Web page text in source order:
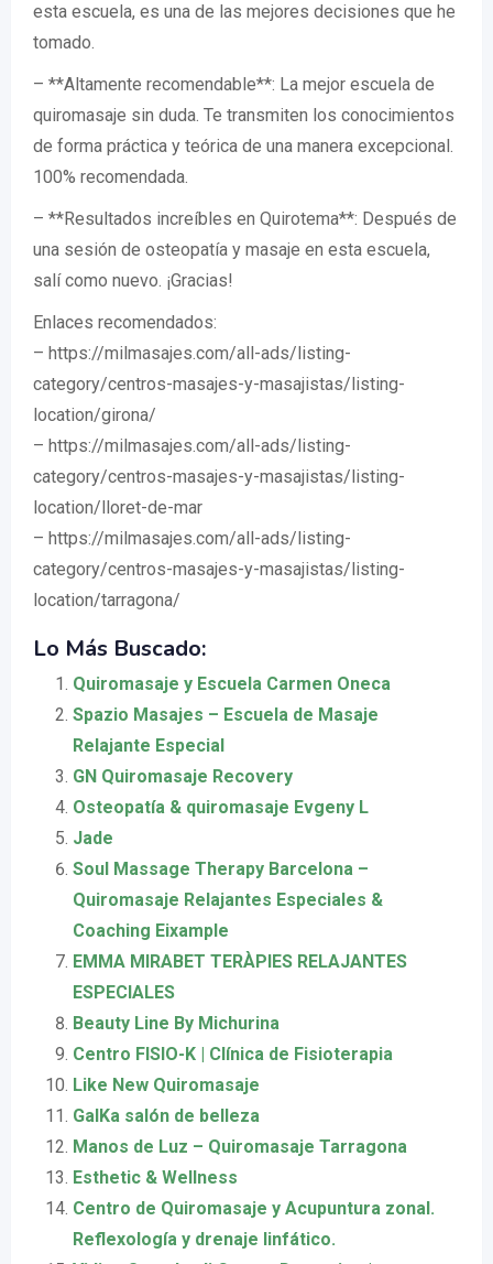
esta escuela, es una de las mejores decisiones que he
tomado.
– **Altamente recomendable**: La mejor escuela de
quiromasaje sin duda. Te transmiten los conocimientos
de forma práctica y teórica de una manera excepcional.
100% recomendada.
– **Resultados increíbles en Quirotema**: Después de
una sesión de osteopatía y masaje en esta escuela,
salí como nuevo. ¡Gracias!
Enlaces recomendados:
– https://milmasajes.com/all-ads/listing-
category/centros-masajes-y-masajistas/listing-
location/girona/
– https://milmasajes.com/all-ads/listing-
category/centros-masajes-y-masajistas/listing-
location/lloret-de-mar
– https://milmasajes.com/all-ads/listing-
category/centros-masajes-y-masajistas/listing-
location/tarragona/
Lo Más Buscado:
Quiromasaje y Escuela Carmen Oneca
Spazio Masajes – Escuela de Masaje
Relajante Especial
GN Quiromasaje Recovery
Osteopatía & quiromasaje Evgeny L
Jade
Soul Massage Therapy Barcelona –
Quiromasaje Relajantes Especiales &
Coaching Eixample
EMMA MIRABET TERÀPIES RELAJANTES
ESPECIALES
Beauty Line By Michurina
Centro FISIO-K | Clínica de Fisioterapia
Like New Quiromasaje
GalKa salón de belleza
Manos de Luz – Quiromasaje Tarragona
Esthetic & Wellness
Centro de Quiromasaje y Acupuntura zonal.
Reflexología y drenaje linfático.